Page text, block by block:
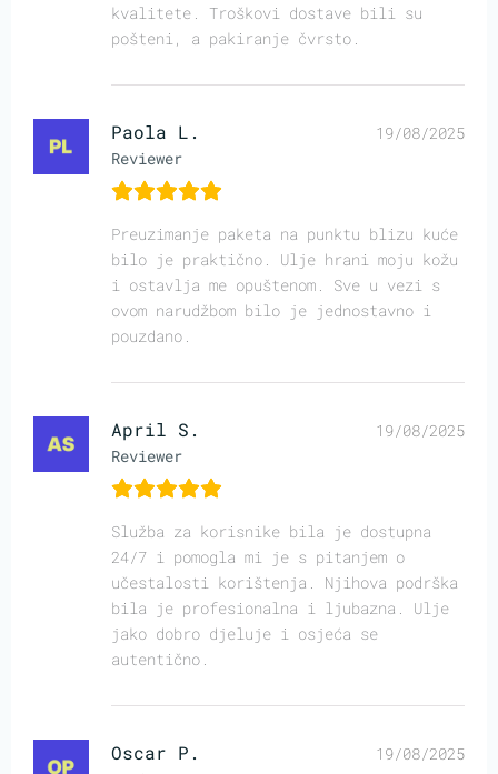
kvalitete. Troškovi dostave bili su
pošteni, a pakiranje čvrsto.
Paola L.
Reviewer
19/08/2025
Preuzimanje paketa na punktu blizu kuće
bilo je praktično. Ulje hrani moju kožu
i ostavlja me opuštenom. Sve u vezi s
ovom narudžbom bilo je jednostavno i
pouzdano.
April S.
Reviewer
19/08/2025
Služba za korisnike bila je dostupna
24/7 i pomogla mi je s pitanjem o
učestalosti korištenja. Njihova podrška
bila je profesionalna i ljubazna. Ulje
jako dobro djeluje i osjeća se
autentično.
Oscar P. 19/08/2025